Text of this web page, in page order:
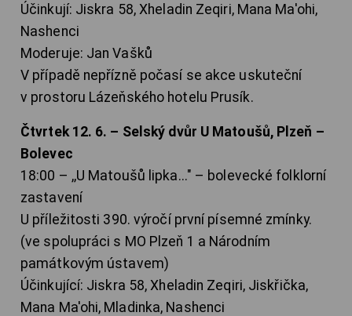
Účinkují: Jiskra 58, Xheladin Zeqiri, Mana Ma'ohi,
Nashenci
Moderuje: Jan Vašků
V případě nepřízně počasí se akce uskuteční
v prostoru Lázeňského hotelu Prusík.
Čtvrtek 12. 6. – Selský dvůr U Matoušů, Plzeň –
Bolevec
18:00 – ,,U Matoušů lipka..." – bolevecké folklorní
zastavení
U příležitosti 390. výročí první písemné zmínky.
(ve spolupráci s MO Plzeň 1 a Národním
památkovým ústavem)
Účinkující: Jiskra 58, Xheladin Zeqiri, Jiskřička,
Mana Ma'ohi, Mladinka, Nashenci